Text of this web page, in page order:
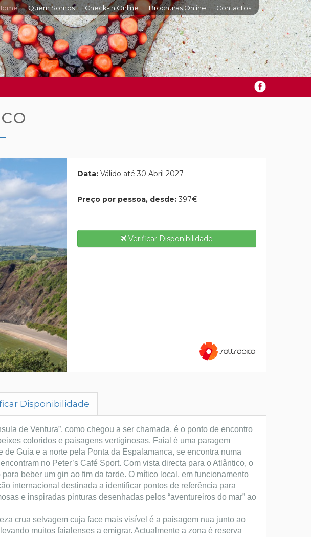
Quem Somos Check-In Online Brochuras Online Contactos
Data: Válido até 30 Abril 2027
Preço por pessoa, desde: 397€
Verificar Disponibilidade
Disponibilidade
de Ventura”, como chegou a ser chamada, é o ponto de encontro
coloridos e paisagens vertiginosas. Faial é uma paragem
Guia e a norte pela Ponta da Espalamanca, se encontra numa
no Peter’s Café Sport. Com vista directa para o Atlântico, o
beber um gin ao fim da tarde. O mítico local, em funcionamento
internacional destinada a identificar pontos de referência para
e inspiradas pinturas desenhadas pelos “aventureiros do mar” ao
crua selvagem cuja face mais visível é a paisagem nua junto ao
muitos faialenses a emigrar. Actualmente a zona é reserva